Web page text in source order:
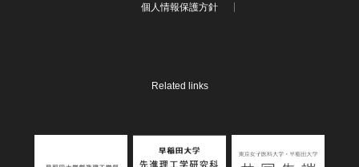
個人情報保護方針
Related links